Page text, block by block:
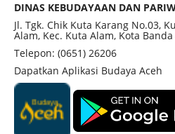
DINAS KEBUDAYAAN DAN
Jl. Tgk. Chik Kuta Karang No.03,
Alam, Kec. Kuta Alam, Kota Banda
Telepon: (0651) 26206
Dapatkan Aplikasi Budaya Aceh